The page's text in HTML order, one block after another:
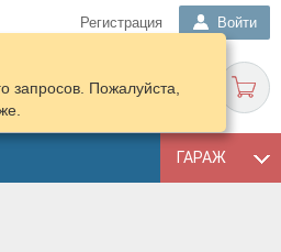
Регистрация Войти
ГАРАЖ
запросов. Пожалуйста,